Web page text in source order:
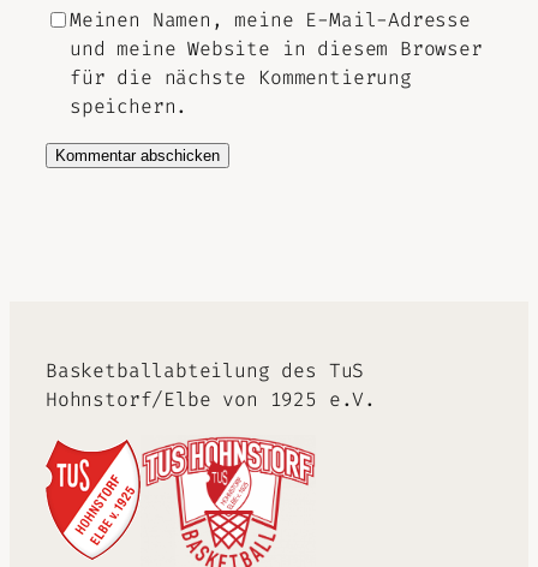
Meinen Namen, meine E-Mail-Adresse
und meine Website in diesem Browser
für die nächste Kommentierung
speichern.
Basketballabteilung des TuS
Hohnstorf/Elbe von 1925 e.V.